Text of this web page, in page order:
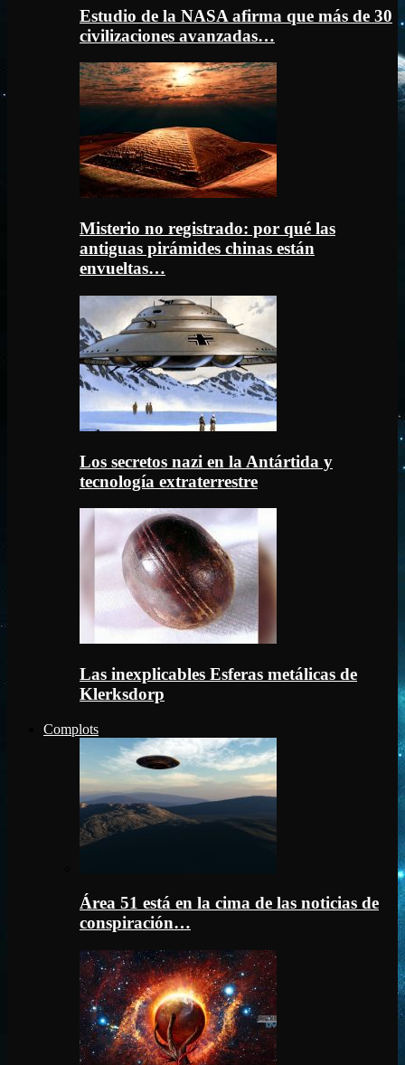
Estudio de la NASA afirma que más de 30
civilizaciones avanzadas…
Misterio no registrado: por qué las
antiguas pirámides chinas están
envueltas…
Los secretos nazi en la Antártida y
tecnología extraterrestre
Las inexplicables Esferas metálicas de
Klerksdorp
Complots
Área 51 está en la cima de las noticias de
conspiración…